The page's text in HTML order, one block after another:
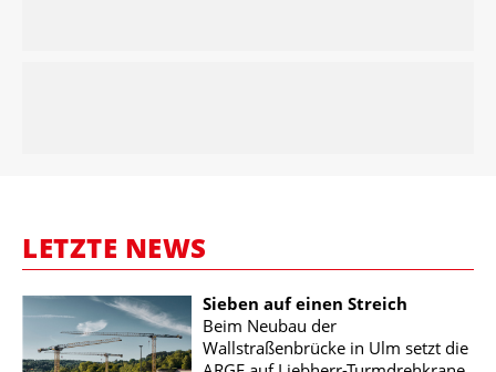
LETZTE NEWS
Sieben auf einen Streich
Beim Neubau der
Wallstraßenbrücke in Ulm setzt die